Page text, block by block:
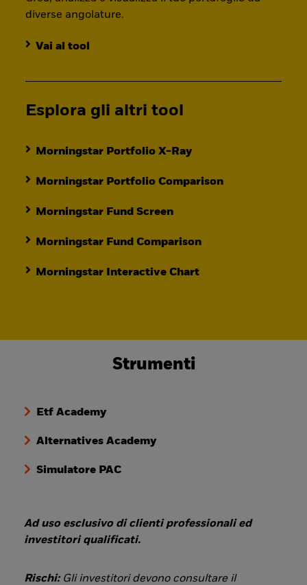
diverse angolature.
Vai al tool
Esplora gli altri tool
Morningstar Portfolio X-Ray
Morningstar Portfolio Comparison
Morningstar Fund Screen
Morningstar Fund Comparison
Morningstar Interactive Chart
Strumenti
Etf Academy
Alternatives Academy
Simulatore PAC
Ad uso esclusivo di clienti professionali ed
investitori qualificati.
Rischi: Gli investitori devono consultare il